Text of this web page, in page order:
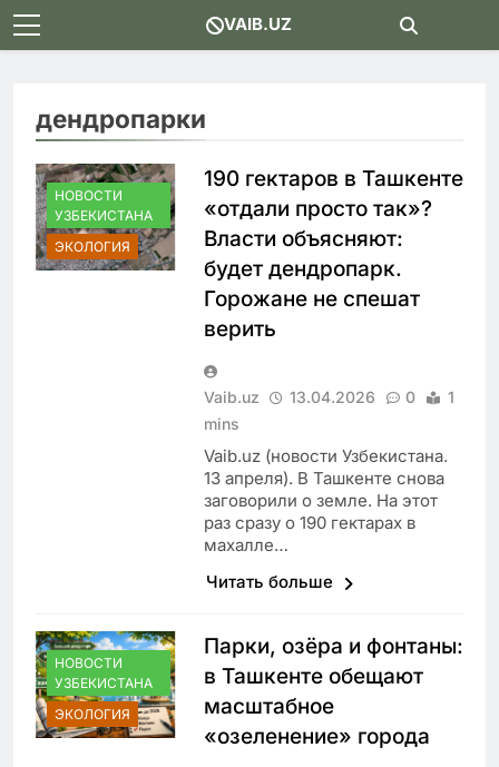
Skip
to
VAIB.UZ
дендропарки
НОВОСТИ
УЗБЕКИСТАНА
ЭКОЛОГИЯ
190 гектаров в Ташкенте
«отдали просто так»?
Власти объясняют:
будет дендропарк.
Горожане не спешат
верить
Vaib.uz 13.04.2026 0
1
mins
Vaib.uz (новости Узбекистана.
13 апреля). В Ташкенте снова
заговорили о земле. На этот
раз сразу о 190 гектарах в
махалле…
Читать больше
НОВОСТИ
УЗБЕКИСТАНА
ЭКОЛОГИЯ
Парки, озёра и фонтаны:
в Ташкенте обещают
масштабное
«озеленение» города